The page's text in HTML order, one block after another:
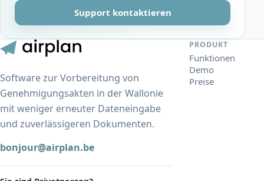
Support kontaktieren
Software zur Vorbereitung von
Genehmigungsakten in der Wallonie
mit weniger erneuter Dateneingabe
und zuverlässigeren Dokumenten.
bonjour@airplan.be
PRODUKT
Funktionen
Demo
Preise